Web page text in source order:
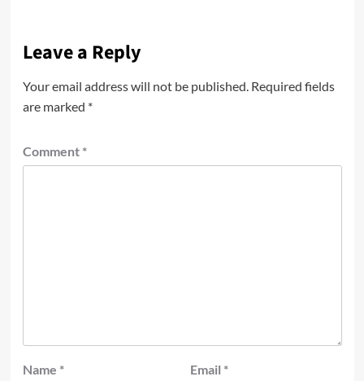
Leave a Reply
Your email address will not be published. Required fields
are marked *
Comment *
Name * Email *